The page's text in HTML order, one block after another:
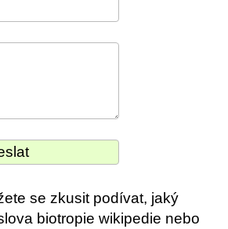
se zkusit podívat, jaký
biotropie wikipedie nebo